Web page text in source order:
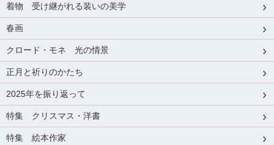
着物 受け継がれる装いの美学
春画
クロード・モネ 光の情景
正月と祈りのかたち
2025年を振り返って
特集 クリスマス・洋書
特集 絵本作家